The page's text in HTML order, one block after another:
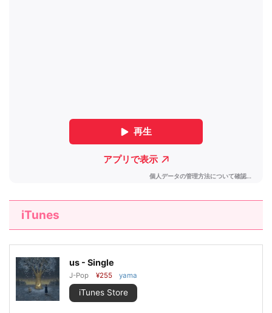
iTunes
us - Single
J-Pop ¥255 yama
iTunes Store